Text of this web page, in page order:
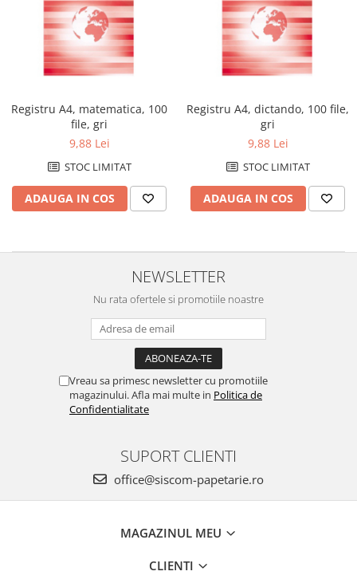
Registru A4, matematica, 100
file, gri
9,88 Lei
STOC LIMITAT
ADAUGA IN COS
Registru A4, dictando, 100 file,
gri
9,88 Lei
STOC LIMITAT
ADAUGA IN COS
NEWSLETTER
Nu rata ofertele si promotiile noastre
Vreau sa primesc newsletter cu promotiile
magazinului. Afla mai multe in Politica de
Confidentialitate
SUPORT CLIENTI
office@siscom-papetarie.ro
MAGAZINUL MEU
CLIENTI